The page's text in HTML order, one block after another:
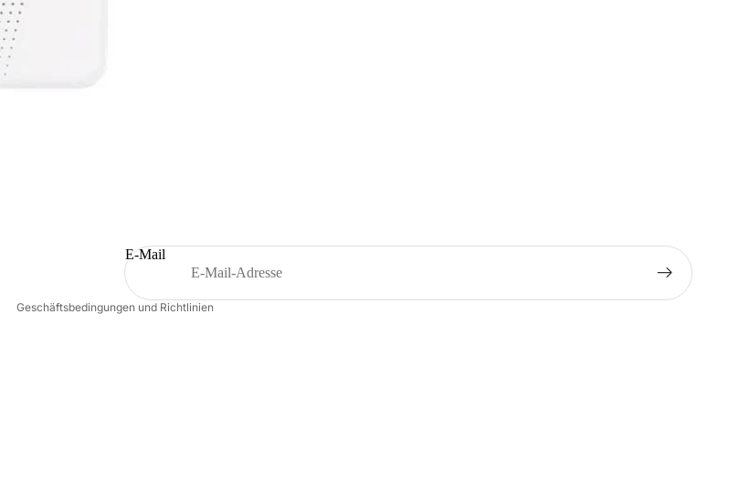
E-Mail
Geschäftsbedingungen und Richtlinien